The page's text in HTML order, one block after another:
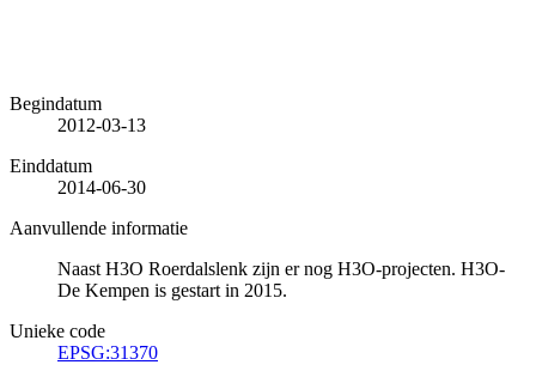
Begindatum
2012-03-13
Einddatum
2014-06-30
Aanvullende informatie
Naast H3O Roerdalslenk zijn er nog H3O-projecten. H3O-
De Kempen is gestart in 2015.
Unieke code
EPSG:31370